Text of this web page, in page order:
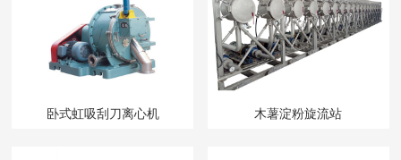
卧式虹吸刮刀离心机 木薯淀粉旋流站